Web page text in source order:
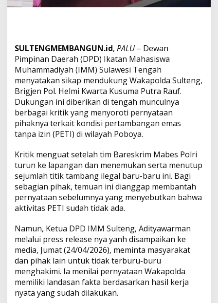
a
a
i
k
a
n
g
a
n
S
l
a
h
P
e
r
s
p
s
i
s
o
a
l
e
SULTENGMEMBANGUN.id, PALU – Dewan
Pimpinan Daerah (DPD) Ikatan Mahasiswa
Muhammadiyah (IMM) Sulawesi Tengah
menyatakan sikap mendukung Wakapolda Sulteng,
Brigjen Pol. Helmi Kwarta Kusuma Putra Rauf.
Dukungan ini diberikan di tengah munculnya
berbagai kritik yang menyoroti pernyataan
pihaknya terkait kondisi pertambangan emas
tanpa izin (PETI) di wilayah Poboya.
Kritik menguat setelah tim Bareskrim Mabes Polri
turun ke lapangan dan menemukan serta menutup
sejumlah titik tambang ilegal baru-baru ini. Bagi
sebagian pihak, temuan ini dianggap membantah
pernyataan sebelumnya yang menyebutkan bahwa
aktivitas PETI sudah tidak ada.
Namun, Ketua DPD IMM Sulteng, Adityawarman
melalui press release nya yanh disampaikan ke
media, Jumat (24/04/2026), meminta masyarakat
dan pihak lain untuk tidak terburu-buru
menghakimi. Ia menilai pernyataan Wakapolda
memiliki landasan fakta berdasarkan hasil kerja
nyata yang sudah dilakukan.